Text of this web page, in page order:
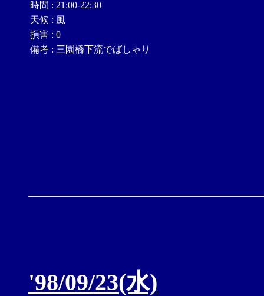
時間 : 21:00-22:30
天候 : 風
損害 : 0
備考 : 三園橋下流でばしゃり
'98/09/23(水)